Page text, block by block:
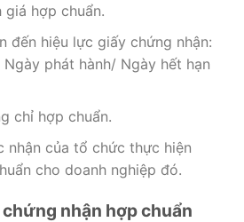
giá hợp chuẩn.
đến hiệu lực giấy chứng nhận:
phát hành/ Ngày hết hạn
chỉ hợp chuẩn.
nhận của tổ chức thực hiện
cho doanh nghiệp đó.
nhận hợp chuẩn